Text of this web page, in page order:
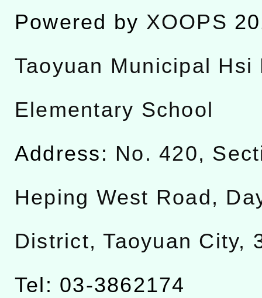
Powered by XOOPS
Taoyuan Municipal Hsi
Elementary School
Address: No. 420,
Heping West Road,
District, Taoyuan City,
Tel: 03-3862174